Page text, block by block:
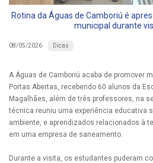
Rotina da Águas de Camboriú é
municipal durante
08/05/2026 Dicas
A Águas de Camboriú acaba de promover
Portas Abertas, recebendo 60 alunos da
Magalhães, além de três professores, na
técnica reuniu uma experiência educativa
ambiente, e aprendizados relacionados à
em uma empresa de saneamento.
Durante a visita, os estudantes puderam